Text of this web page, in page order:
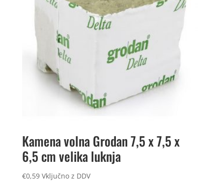
Kamena volna Grodan 7,5 x 7,5 x
6,5 cm velika luknja
€0,59 Vključno z DDV